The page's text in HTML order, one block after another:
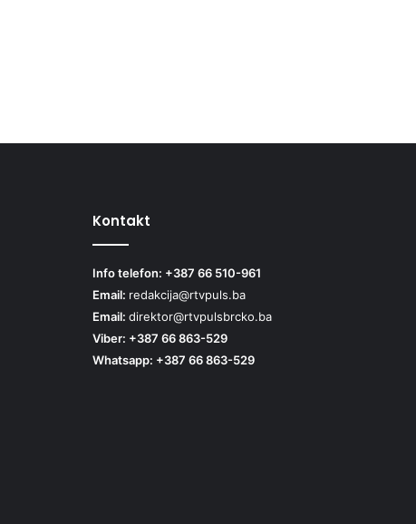
Kontakt
Info telefon: +387 66 510-961
Email: redakcija@rtvpuls.ba
Email: direktor@rtvpulsbrcko.ba
Viber: +387 66 863-529
Whatsapp: +387 66 863-529